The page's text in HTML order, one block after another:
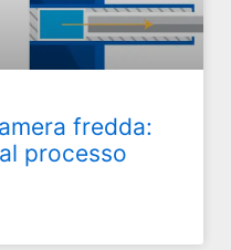
fredda:
processo